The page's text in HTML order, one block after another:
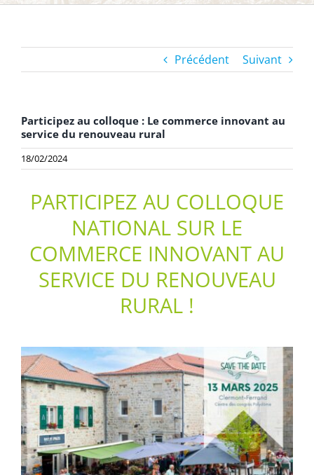
Précédent Suivant
Participez au colloque : Le commerce innovant au
service du renouveau rural
18/02/2024
PARTICIPEZ AU COLLOQUE
NATIONAL SUR LE
COMMERCE INNOVANT AU
SERVICE DU RENOUVEAU
RURAL !